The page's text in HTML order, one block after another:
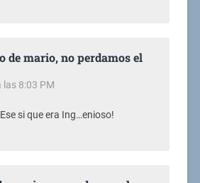
de mario, no perdamos el
8:03 PM
si que era Ing…enioso!